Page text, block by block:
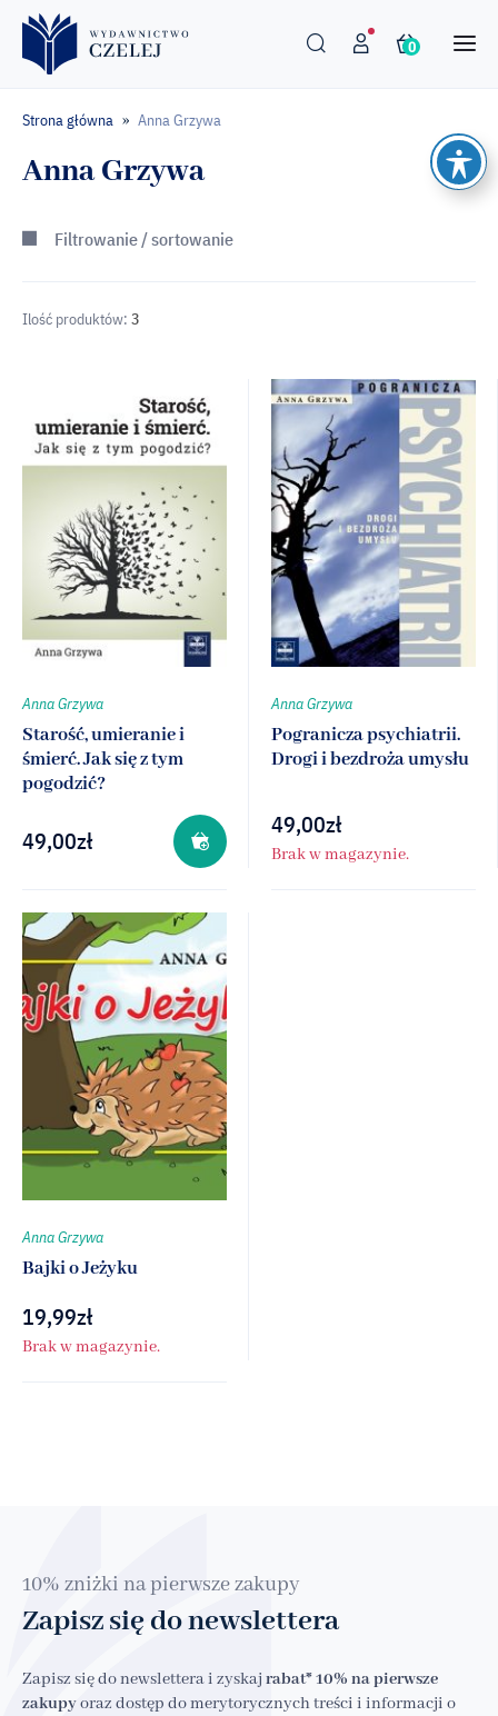
0
Strona główna » Anna Grzywa
Anna Grzywa
Filtrowanie / sortowanie
Ilość produktów: 3
Anna Grzywa
Starość, umieranie i
śmierć. Jak się z tym
pogodzić?
49,00zł
Anna Grzywa
Pogranicza psychiatrii.
Drogi i bezdroża umysłu
49,00zł
Brak w magazynie.
Anna Grzywa
Bajki o Jeżyku
19,99zł
Brak w magazynie.
10% zniżki na pierwsze zakupy
Zapisz się do newslettera
Zapisz się do newslettera i zyskaj rabat* 10% na pierwsze
zakupyoraz dostęp do merytorycznych treści i informacji o